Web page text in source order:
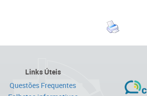
Links Úteis
Questões Frequentes